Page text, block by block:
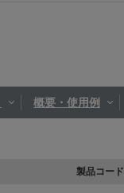
概要・使用例
製品コード